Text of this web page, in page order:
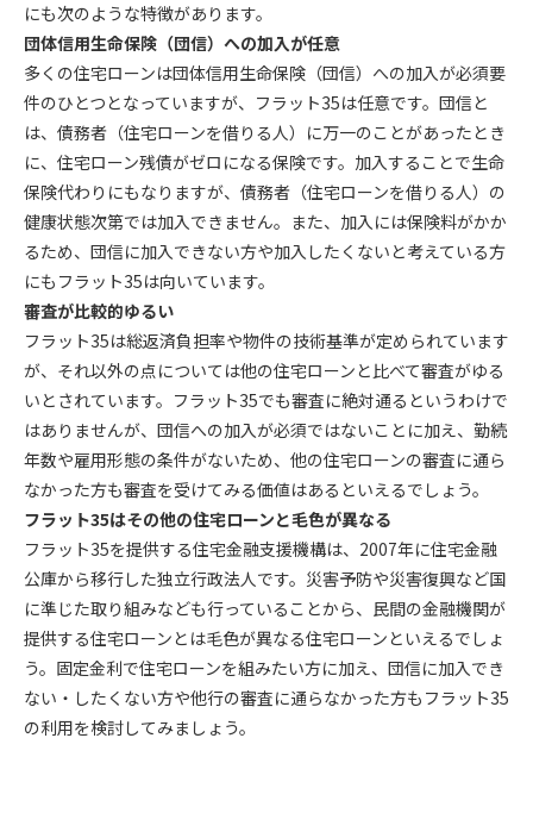
にも次のような特徴があります。
団体信用生命保険（団信）への加入が任意
多くの住宅ローンは団体信用生命保険（団信）への加入が必須要
件のひとつとなっていますが、フラット35は任意です。団信と
は、債務者（住宅ローンを借りる人）に万一のことがあったとき
に、住宅ローン残債がゼロになる保険です。加入することで生命
保険代わりにもなりますが、債務者（住宅ローンを借りる人）の
健康状態次第では加入できません。また、加入には保険料がかか
るため、団信に加入できない方や加入したくないと考えている方
にもフラット35は向いています。
審査が比較的ゆるい
フラット35は総返済負担率や物件の技術基準が定められています
が、それ以外の点については他の住宅ローンと比べて審査がゆる
いとされています。フラット35でも審査に絶対通るというわけで
はありませんが、団信への加入が必須ではないことに加え、勤続
年数や雇用形態の条件がないため、他の住宅ローンの審査に通ら
なかった方も審査を受けてみる価値はあるといえるでしょう。
フラット35はその他の住宅ローンと毛色が異なる
フラット35を提供する住宅金融支援機構は、2007年に住宅金融
公庫から移行した独立行政法人です。災害予防や災害復興など国
に準じた取り組みなども行っていることから、民間の金融機関が
提供する住宅ローンとは毛色が異なる住宅ローンといえるでしょ
う。固定金利で住宅ローンを組みたい方に加え、団信に加入でき
ない・したくない方や他行の審査に通らなかった方もフラット35
の利用を検討してみましょう。